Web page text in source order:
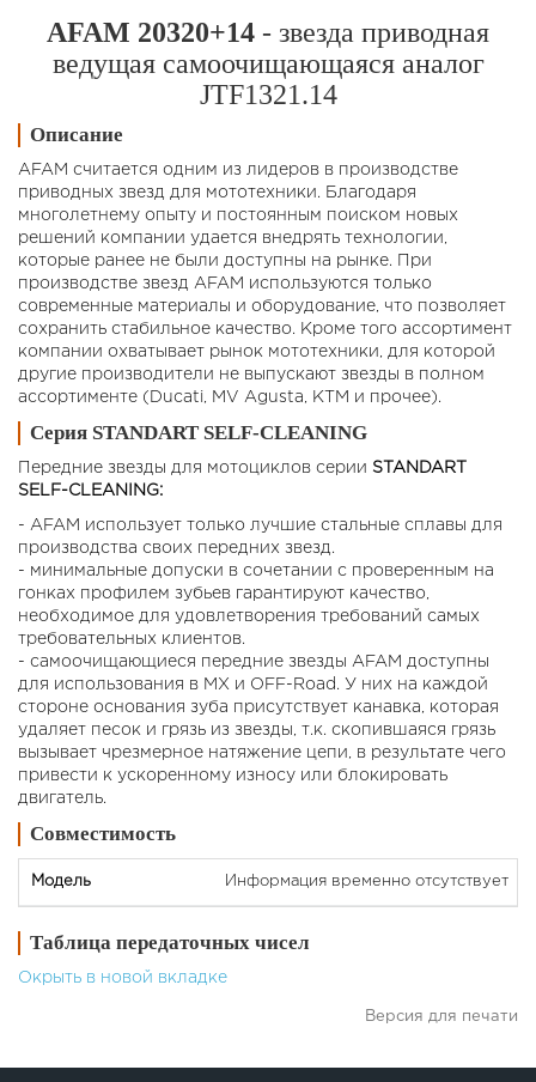
AFAM 20320+14 - звезда приводная
ведущая самоочищающаяся аналог
JTF1321.14
Описание
AFAM считается одним из лидеров в производстве
приводных звезд для мототехники. Благодаря
многолетнему опыту и постоянным поиском новых
решений компании удается внедрять технологии,
которые ранее не были доступны на рынке. При
производстве звезд AFAM используются только
современные материалы и оборудование, что позволяет
сохранить стабильное качество. Кроме того ассортимент
компании охватывает рынок мототехники, для которой
другие производители не выпускают звезды в полном
ассортименте (Ducati, MV Agusta, KTM и прочее).
Серия STANDART SELF-CLEANING
Передние звезды для мотоциклов cерии STANDART
SELF-CLEANING:
- AFAM использует только лучшие стальные сплавы для
производства своих передних звезд.
- минимальные допуски в сочетании с проверенным на
гонках профилем зубьев гарантируют качество,
необходимое для удовлетворения требований самых
требовательных клиентов.
- самоочищающиеся передние звезды AFAM доступны
для использования в MX и OFF-Road. У них на каждой
стороне основания зуба присутствует канавка, которая
удаляет песок и грязь из звезды, т.к. скопившаяся грязь
вызывает чрезмерное натяжение цепи, в результате чего
привести к ускоренному износу или блокировать
двигатель.
Совместимость
Информация временно отсутствует
Таблица передаточных чисел
Окрыть в новой вкладке
Версия для печати